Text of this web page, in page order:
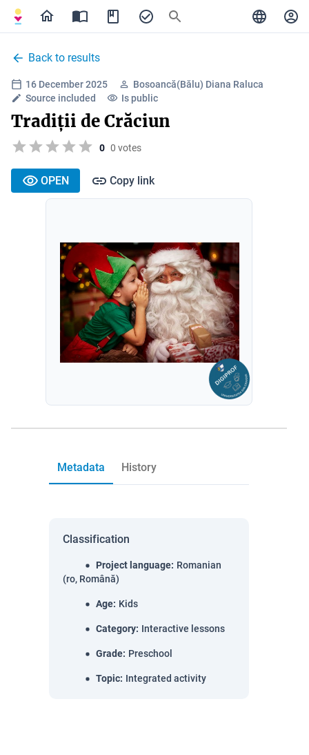
Back to results
16 December 2025
Bosoancă(Bălu) Diana Raluca
Source included
Is public
Tradiții de Crăciun
0 0 votes
OPEN Copy link
Metadata History
Classification
Project language: Romanian
(ro, Română)
Age: Kids
Category: Interactive lessons
Grade: Preschool
Topic: Integrated activity